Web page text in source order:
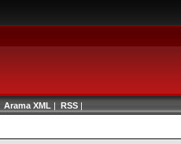
Arama XML | RSS |